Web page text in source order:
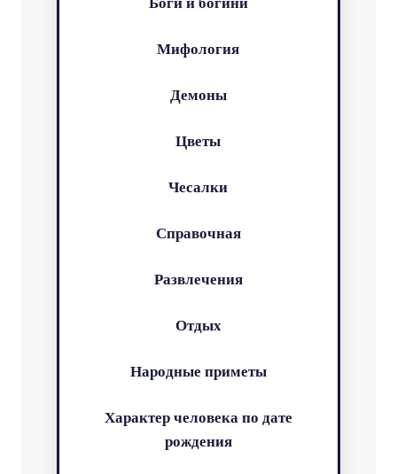
Мифология
Демоны
Цветы
Чесалки
Справочная
Развлечения
Отдых
Народные приметы
Характер человека по дате
рождения